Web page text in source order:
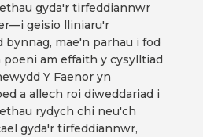
gyda'r tirfeddiannwr
geisio lliniaru'r
bynnag, mae'n parhau i fod
am effaith y cysylltiad
Y Faenor yn
a allech roi diweddariad i
rydych chi neu'ch
gyda'r tirfeddiannwr,